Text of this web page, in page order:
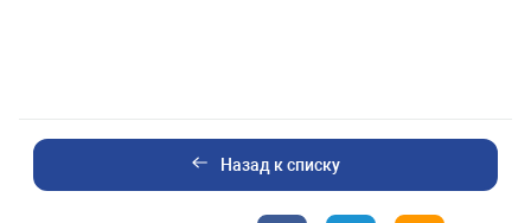
Назад к списку